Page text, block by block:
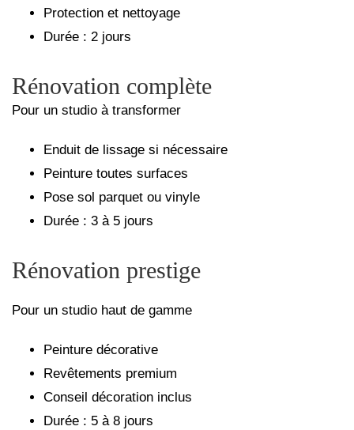
Protection et nettoyage
Durée : 2 jours
Rénovation complète
Pour un studio à transformer
Enduit de lissage si nécessaire
Peinture toutes surfaces
Pose sol parquet ou vinyle
Durée : 3 à 5 jours
Rénovation prestige
Pour un studio haut de gamme
Peinture décorative
Revêtements premium
Conseil décoration inclus
Durée : 5 à 8 jours